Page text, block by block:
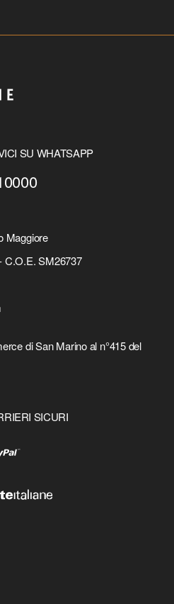
SU WHATSAPP
Maggiore
C.O.E. SM26737
di San Marino al n°415 del
SICURI